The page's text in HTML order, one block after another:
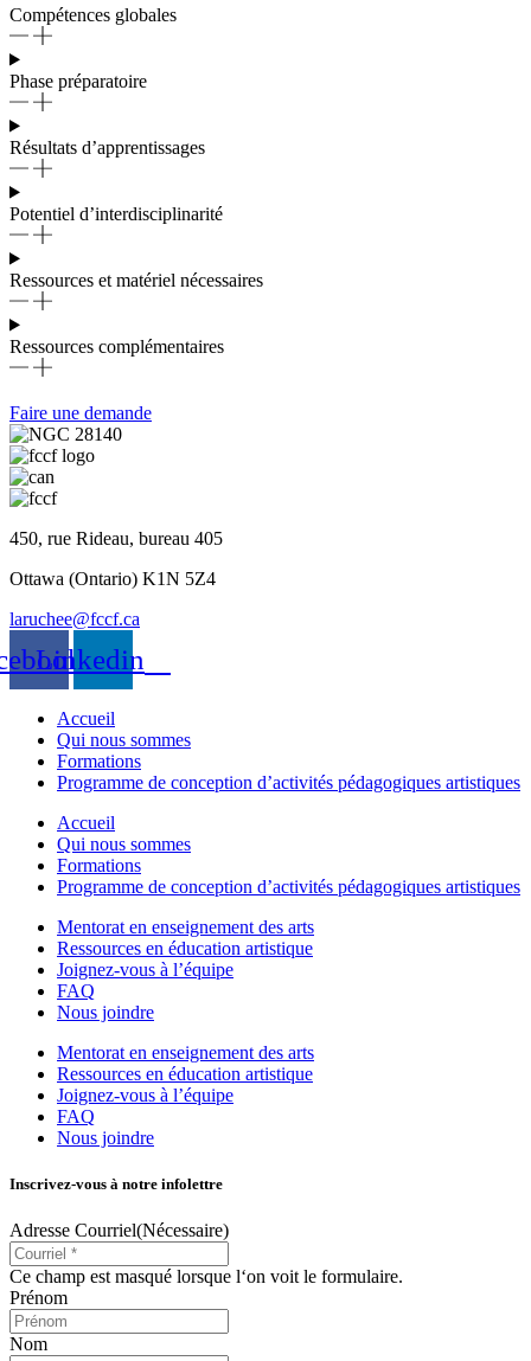
Compétences globales
Phase préparatoire
Résultats d’apprentissages
Potentiel d’interdisciplinarité
Ressources et matériel nécessaires
Ressources complémentaires
Faire une demande
450, rue Rideau, bureau 405
Ottawa (Ontario) K1N 5Z4
laruchee@fccf.ca
Linkedin
Accueil
Qui nous sommes
Formations
Programme de conception d’activités pédagogiques artistiques
Accueil
Qui nous sommes
Formations
Programme de conception d’activités pédagogiques artistiques
Mentorat en enseignement des arts
Ressources en éducation artistique
Joignez-vous à l’équipe
FAQ
Nous joindre
Mentorat en enseignement des arts
Ressources en éducation artistique
Joignez-vous à l’équipe
FAQ
Nous joindre
Inscrivez-vous à notre infolettre
Adresse Courriel(Nécessaire)
Ce champ est masqué lorsque l‘on voit le formulaire.
Prénom
Nom